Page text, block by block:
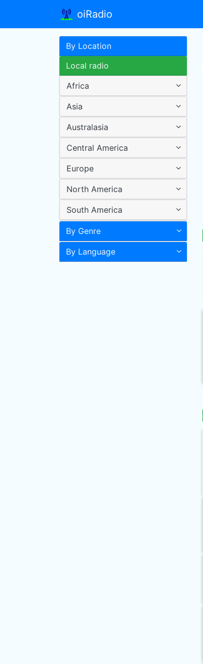
oiRadio
By Location
Local radio
Africa
Asia
Australasia
Central America
Europe
North America
South America
By Genre
By Language